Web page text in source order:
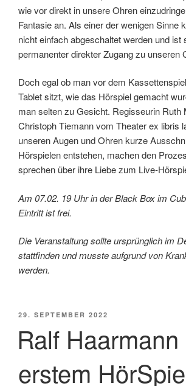
wie vor direkt in unsere Ohren
Fantasie an. Als einer der wenigen Sinne
nicht einfach abgeschaltet werden und ist
permanenter direkter Zugang zu unseren
Doch egal ob man vor dem
Tablet sitzt, wie das Hörspiel gemacht
man selten zu Gesicht. Regisseurin Ruth
Christoph Tiemann vom Theater ex libris
unseren Augen und Ohren kurze
Hörspielen entstehen, machen den
sprechen über ihre Liebe zum Live-
Am 07.02. 19 Uhr in der Black Box im
Eintritt ist frei.
Die Veranstaltung sollte ursprünglich im
stattfinden und musste aufgrund von
werden.
VERÖFFENTLICHT
29. SEPTEMBER 2022
Ralf
erstem